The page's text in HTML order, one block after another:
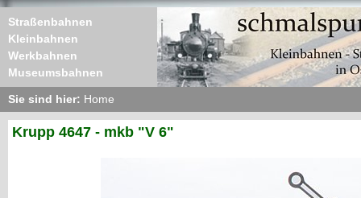
Straßenbahnen
Kleinbahnen
Werkbahnen
Museumsbahnen
Sie sind hier: Home
Krupp 4647 - mkb "V 6"